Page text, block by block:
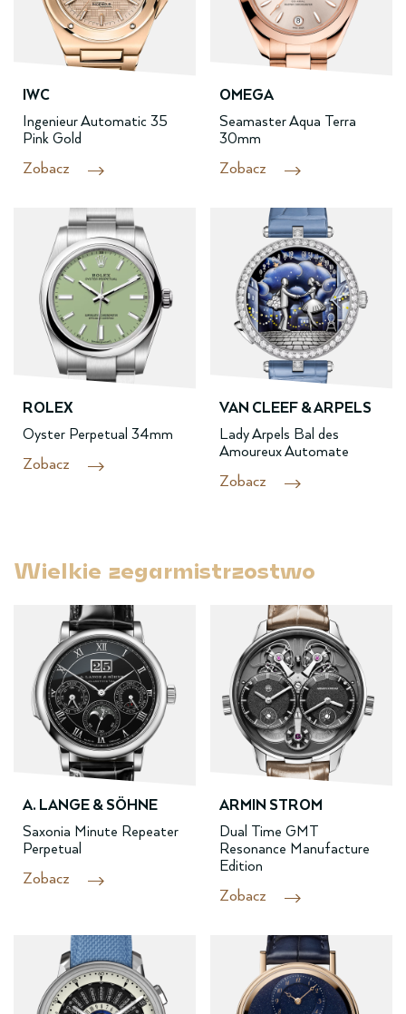
IWC
Ingenieur Automatic 35
Pink Gold
Zobacz
OMEGA
Seamaster Aqua Terra
30mm
Zobacz
ROLEX
Oyster Perpetual 34mm
Zobacz
VAN CLEEF & ARPELS
Lady Arpels Bal des
Amoureux Automate
Zobacz
Wielkie zegarmi­strzostwo
A. LANGE & SÖHNE
Saxonia Minute Repeater
Perpetual
Zobacz
ARMIN STROM
Dual Time GMT
Resonance Manufacture
Edition
Zobacz